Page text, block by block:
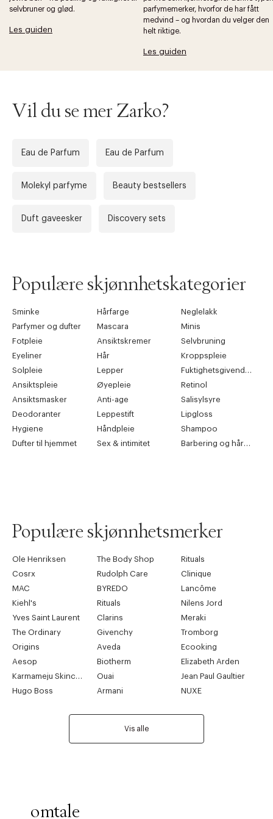
selvbruner og glød.
Les guiden
parfymemerker, hvorfor de har fått
medvind – og hvordan du velger den
helt riktige.
Les guiden
Forrige
Vil du se mer Zarko?
Eau de Parfum Eau de Parfum
Molekyl parfyme Beauty bestsellers
Duft gaveesker Discovery sets
Populære skjønnhetskategorier
Sminke Hårfarge
Neglelakk
Parfymer og dufter
Mascara
Minis
Fotpleie
Ansiktskremer
Selvbruning
Eyeliner
Hår
Kroppspleie
Solpleie
Lepper
Ansiktspleie
Øyepleie
Retinol
Ansiktsmasker
Anti-age
Salisylsyre
Deodoranter
Leppestift
Lipgloss
Hygiene
Håndpleie
Shampoo
Dufter til hjemmet
Sex & intimitet
Populære skjønnhetsmerker
Ole Henriksen The Body Shop
Rituals
Cosrx
Rudolph Care
Clinique
MAC
BYREDO
Lancôme
Kiehl's
Rituals
Nilens Jord
Yves Saint Laurent
Clarins
Meraki
The Ordinary
Givenchy
Tromborg
Origins
Aveda
Ecooking
Aesop
Biotherm
Elizabeth Arden
Ouai
Jean Paul Gaultier
Hugo Boss
Armani NUXE
Vis alle